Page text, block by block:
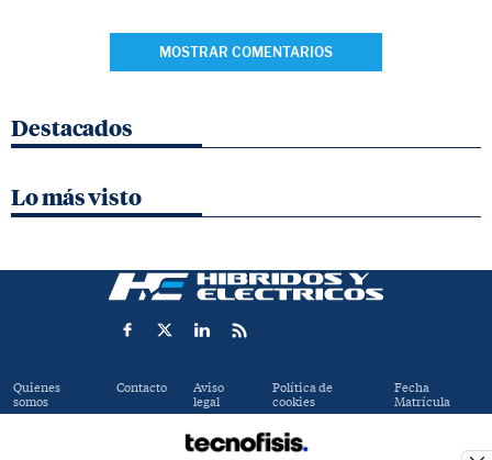
MOSTRAR COMENTARIOS
Destacados
Lo más visto
Quienes
somos
Contacto Aviso
legal
Política de
cookies
Fecha
Matrícula